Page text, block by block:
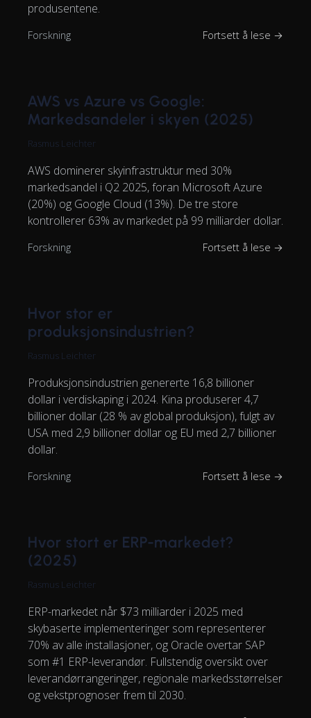
produsentene.
Forskning Fortsett å lese →
AWS vs Azure vs Google:
Markedsandeler i skyen (2025)
Rasmus Leichter
AWS dominerer skyinfrastruktur med 30%
markedsandel i Q2 2025, foran Microsoft Azure
(20%) og Google Cloud (13%). De tre store
kontrollerer 63% av markedet på 99 milliarder dollar.
Forskning Fortsett å lese →
Hvor stor er
produksjonsindustrien?
Rasmus Leichter
Produksjonsindustrien genererte 16,8 billioner
dollar i verdiskaping i 2024. Kina produserer 4,7
billioner dollar (28 % av global produksjon), fulgt av
USA med 2,9 billioner dollar og EU med 2,7 billioner
dollar.
Forskning Fortsett å lese →
Hvor stort er ERP-markedet?
(2025)
Rasmus Leichter
ERP-markedet når $73 milliarder i 2025 med
skybaserte implementeringer som representerer
70% av alle installasjoner, og Oracle overtar SAP
som #1 ERP-leverandør. Fullstendig oversikt over
leverandørrangeringer, regionale markedsstørrelser
og vekstprognoser frem til 2030.